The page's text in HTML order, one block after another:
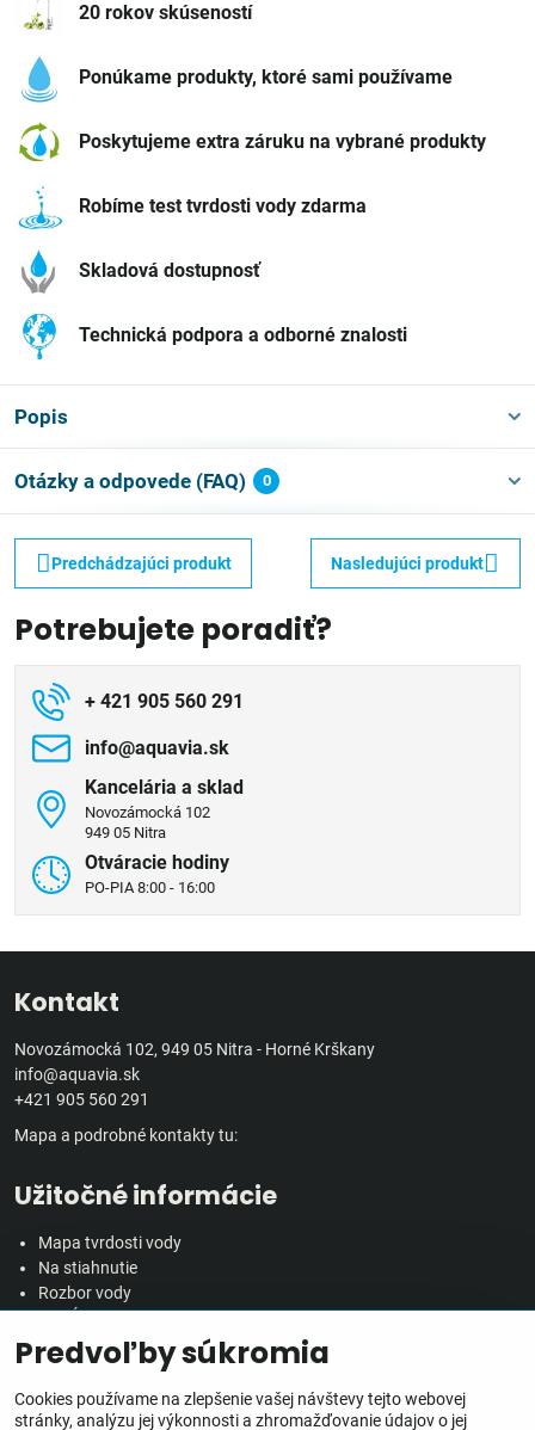
20 rokov skúseností
Ponúkame produkty, ktoré sami používame
Poskytujeme extra záruku na vybrané produkty
Robíme test tvrdosti vody zdarma
Skladová dostupnosť
Technická podpora a odborné znalosti
Popis
Otázky a odpovede (FAQ) 0
Predchádzajúci produkt Nasledujúci produkt
Potrebujete poradiť?
+ 421 905 560 291
info​@aquavia​.sk
Kancelária a sklad
Novozámocká 102
949 05 Nitra
Otváracie hodiny
PO-PIA 8:00 - 16:00
Kontakt
Novozámocká 102, 949 05 Nitra - Horné Krškany
info@aquavia.sk
+421 905 560 291
Mapa a podrobné kontakty tu:
Užitočné informácie
Mapa tvrdosti vody
Na stiahnutie
Rozbor vody
Veľkoobchodná spolupráca
Všetko o nákupe
Predvoľby súkromia
Cookies používame na zlepšenie vašej návštevy tejto webovej
stránky, analýzu jej výkonnosti a zhromažďovanie údajov o jej